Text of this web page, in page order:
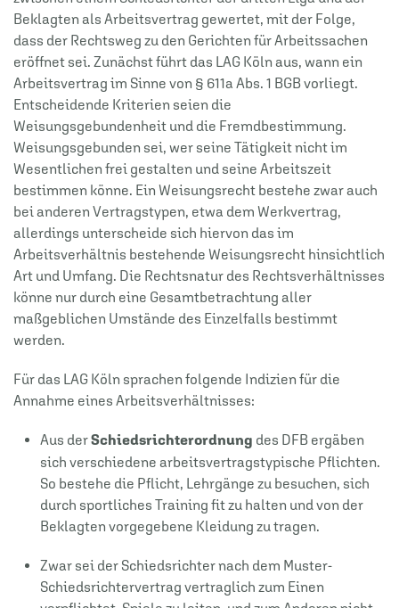
Beklagten als Arbeitsvertrag gewertet, mit der Folge,
dass der Rechtsweg zu den Gerichten für Arbeitssachen
eröffnet sei. Zunächst führt das LAG Köln aus, wann ein
Arbeitsvertrag im Sinne von § 611a Abs. 1 BGB vorliegt.
Entscheidende Kriterien seien die
Weisungsgebundenheit und die Fremdbestimmung.
Weisungsgebunden sei, wer seine Tätigkeit nicht im
Wesentlichen frei gestalten und seine Arbeitszeit
bestimmen könne. Ein Weisungsrecht bestehe zwar auch
bei anderen Vertragstypen, etwa dem Werkvertrag,
allerdings unterscheide sich hiervon das im
Arbeitsverhältnis bestehende Weisungsrecht hinsichtlich
Art und Umfang. Die Rechtsnatur des Rechtsverhältnisses
könne nur durch eine Gesamtbetrachtung aller
maßgeblichen Umstände des Einzelfalls bestimmt
werden.
Für das LAG Köln sprachen folgende Indizien für die
Annahme eines Arbeitsverhältnisses:
Aus derSchiedsrichterordnung des DFB ergäben
sich verschiedene arbeitsvertragstypische Pflichten.
So bestehe die Pflicht, Lehrgänge zu besuchen, sich
durch sportliches Training fit zu halten und von der
Beklagten vorgegebene Kleidung zu tragen.
Zwar sei der Schiedsrichter nach dem Muster-
Schiedsrichtervertrag vertraglich zum Einen